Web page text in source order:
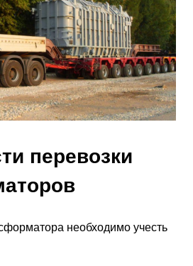
перевозки
необходимо учесть